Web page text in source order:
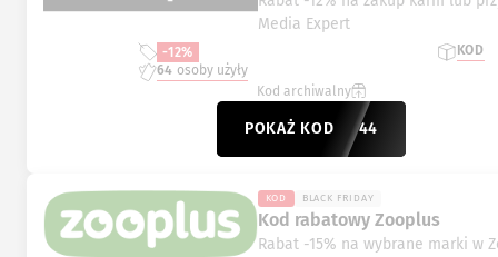
Media Expert
-12%
64 osoby użyły
KOD
Kod archiwalny
POKAŻ KODK-3644
KOD BLACK FRIDAY
Kod rabatowy Zooplus
Rabat -15% na wybrane marki w